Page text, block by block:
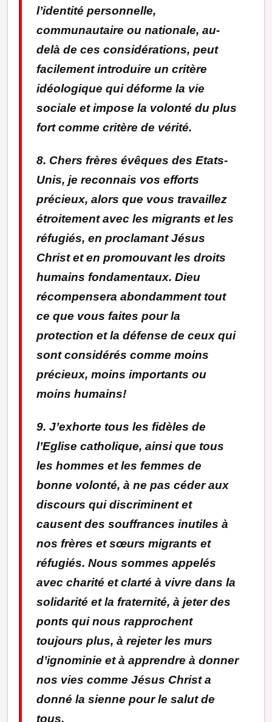
l’identité personnelle,
communautaire ou nationale, au-
delà de ces considérations, peut
facilement introduire un critère
idéologique qui déforme la vie
sociale et impose la volonté du plus
fort comme critère de vérité.
8. Chers frères évêques des Etats-
Unis, je reconnais vos efforts
précieux, alors que vous travaillez
étroitement avec les migrants et les
réfugiés, en proclamant Jésus
Christ et en promouvant les droits
humains fondamentaux. Dieu
récompensera abondamment tout
ce que vous faites pour la
protection et la défense de ceux qui
sont considérés comme moins
précieux, moins importants ou
moins humains!
9. J’exhorte tous les fidèles de
l’Eglise catholique, ainsi que tous
les hommes et les femmes de
bonne volonté, à ne pas céder aux
discours qui discriminent et
causent des souffrances inutiles à
nos frères et sœurs migrants et
réfugiés. Nous sommes appelés
avec charité et clarté à vivre dans la
solidarité et la fraternité, à jeter des
ponts qui nous rapprochent
toujours plus, à rejeter les murs
d’ignominie et à apprendre à donner
nos vies comme Jésus Christ a
donné la sienne pour le salut de
tous.